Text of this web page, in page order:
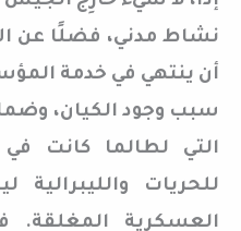
نشاط مدني، فضلًا عن
أن ينتهي في خدمة
سبب وجود الكيان،
التي لطالما كانت في
للحريات والليبرالية
العسكرية المغلقة. في